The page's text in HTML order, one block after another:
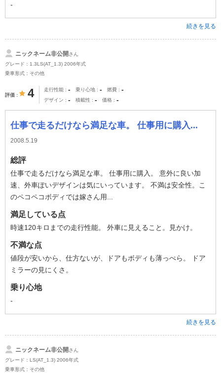
-
続きを見る
ニックネーム非公開さん
グレード：1.3LS(AT_1.3) 2006年式
乗車形式：その他
評価 4 走行性能 - 乗り心地 - 燃費 -
デザイン - 積載性 - 価格 -
仕事で走るだけなら満足な車。 仕事用に購入...
2008.5.19
総評
仕事で走るだけなら満足な車。 仕事用に購入。 意外に良い加
速、外車ぽいデザインは気にいっています。 不満は安全性。こ
のペコペコボディでは嫁さん用...
満足している点
時速120キロまでの走行性能。 外車に見えること。見かけ。
不満な点
値段が安いから、仕方ないが、ドアもボディも薄っぺら。 ドア
ミラーの見にくさ。
乗り心地
-
続きを見る
ニックネーム非公開さん
グレード：LS(AT_1.3) 2006年式
乗車形式：その他